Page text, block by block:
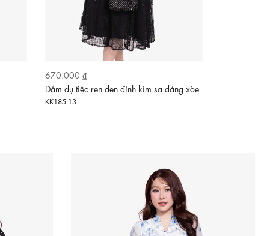
670.000 ₫
Đầm dự tiệc ren đen đính kim sa dáng xòe
KK185-13